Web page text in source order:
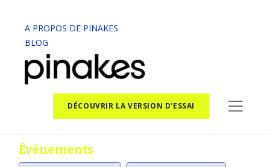
A PROPOS DE PINAKES
BLOG
DÉCOUVRIR LA VERSION D'ESSAI
Événements